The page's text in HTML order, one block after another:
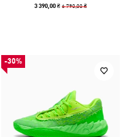
3 390,00 ₴6 790,00 ₴
-30%